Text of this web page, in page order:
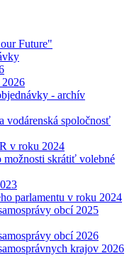
Future"
- archív
vodárenská spoločnosť
v roku 2024
možnosti skrátiť volebné
parlamentu v roku 2024
obcí 2025
obcí 2026
krajov 2026